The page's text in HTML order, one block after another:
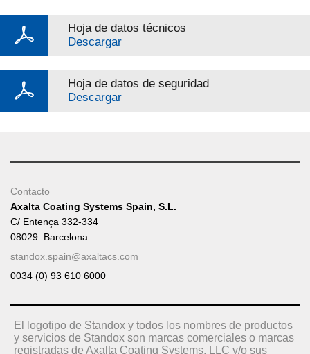
Hoja de datos técnicos
Descargar
Hoja de datos de seguridad
Descargar
Contacto
Axalta Coating Systems Spain, S.L.
C/ Entença 332-334
08029. Barcelona
standox.spain@axaltacs.com
0034 (0) 93 610 6000
El logotipo de Standox y todos los nombres de productos
y servicios de Standox son marcas comerciales o marcas
registradas de Axalta Coating Systems, LLC y/o sus